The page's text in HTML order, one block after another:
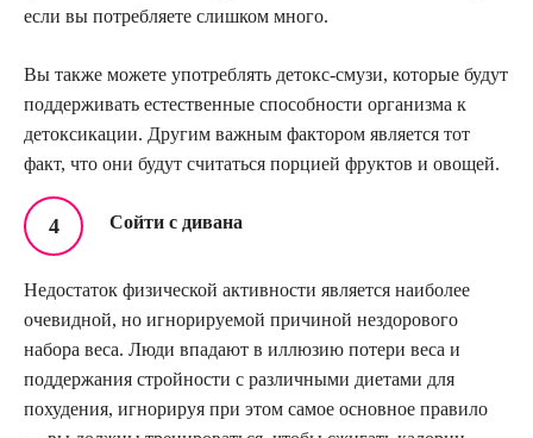
если вы потребляете слишком много.
Вы также можете употреблять детокс-смузи, которые будут
поддерживать естественные способности организма к
детоксикации. Другим важным фактором является тот
факт, что они будут считаться порцией фруктов и овощей.
Сойти с дивана
Недостаток физической активности является наиболее
очевидной, но игнорируемой причиной нездорового
набора веса. Люди впадают в иллюзию потери веса и
поддержания стройности с различными диетами для
похудения, игнорируя при этом самое основное правило